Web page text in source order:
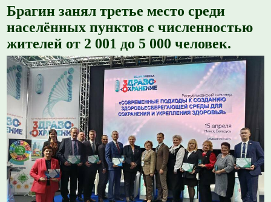
Брагин занял третье место среди
населённых пунктов с численностью
жителей от 2 001 до 5 000 человек.